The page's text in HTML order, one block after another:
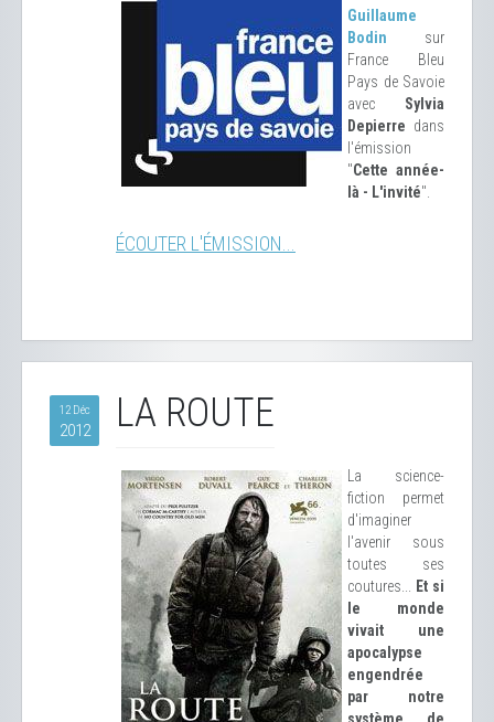
Guillaume
Bodin sur
France Bleu
Pays de Savoie
avec Sylvia
Depierre dans
l'émission
"Cette année-
là - L'invité".
ÉCOUTER L'ÉMISSION...
12 Déc
2012 LA ROUTE
La science-
fiction permet
d'imaginer
l'avenir sous
toutes ses
coutures...
Et si
le monde
vivait une
apocalypse
engendrée
par notre